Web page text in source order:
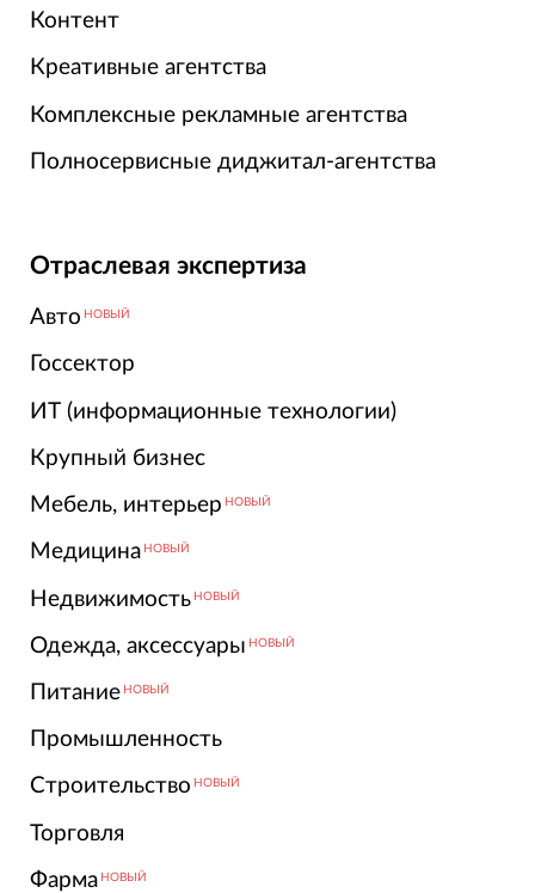
Контент
Креативные агентства
Комплексные рекламные агентства
Полносервисные диджитал-агентства
Отраслевая экспертиза
Авто НОВЫЙ
Госсектор
ИТ (информационные технологии)
Крупный бизнес
Мебель, интерьер НОВЫЙ
Медицина НОВЫЙ
Недвижимость НОВЫЙ
Одежда, аксессуары НОВЫЙ
Питание НОВЫЙ
Промышленность
Строительство НОВЫЙ
Торговля
Фарма НОВЫЙ